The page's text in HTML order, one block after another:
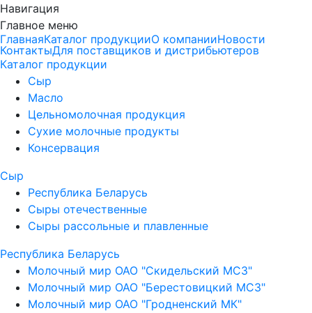
Навигация
Главное меню
ГлавнаяКаталог продукцииО компанииНовости
КонтактыДля поставщиков и дистрибьютеров
Каталог продукции
Сыр
Масло
Цельномолочная продукция
Сухие молочные продукты
Консервация
Сыр
Республика Беларусь
Сыры отечественные
Сыры рассольные и плавленные
Республика Беларусь
Молочный мир ОАО "Скидельский МСЗ"
Молочный мир ОАО "Берестовицкий МСЗ"
Молочный мир ОАО "Гродненский МК"